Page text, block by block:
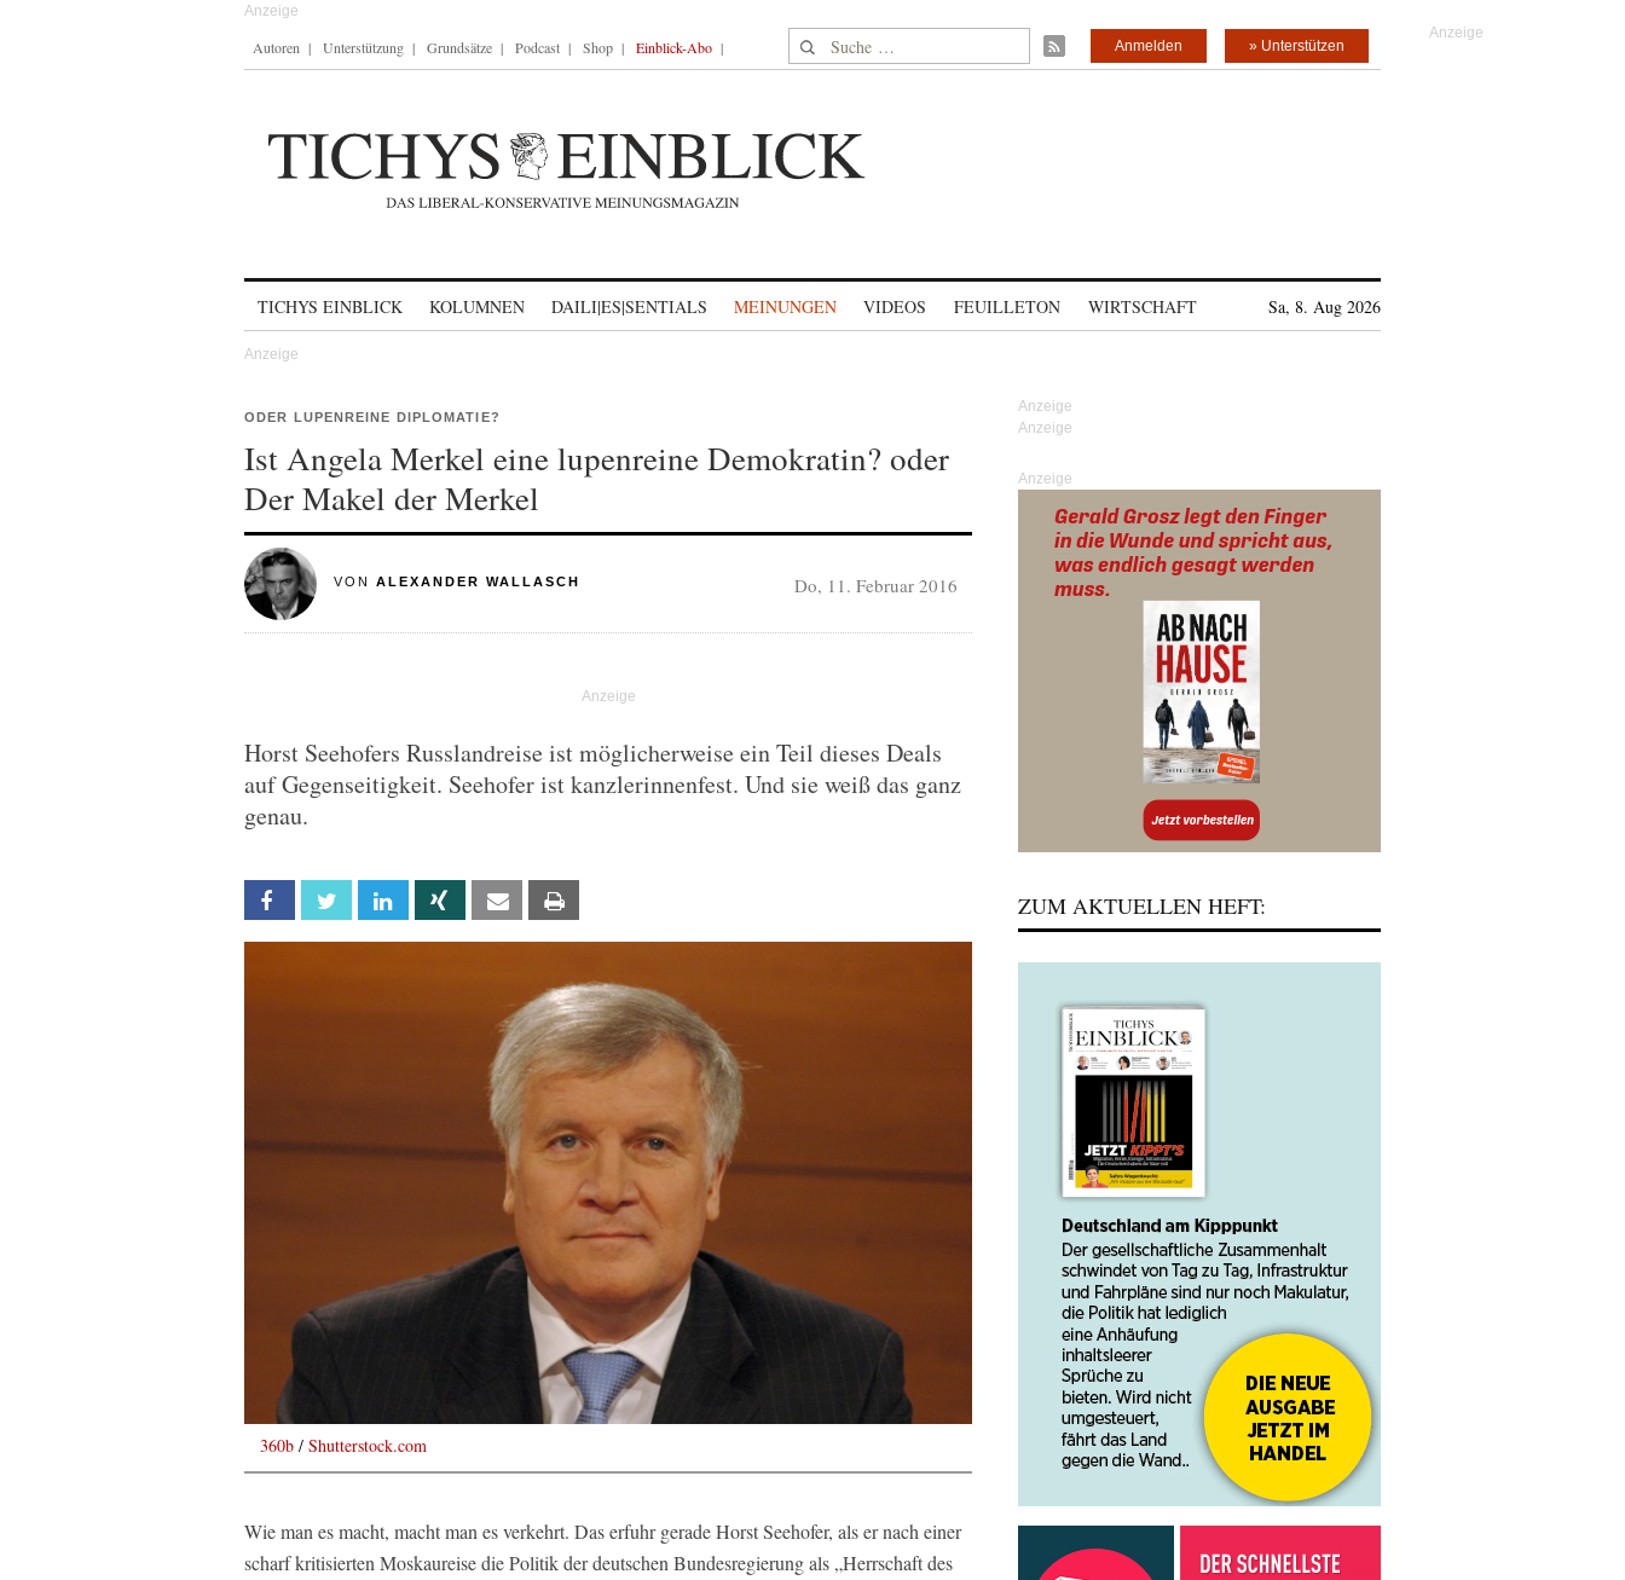
Autoren Unterstützung Grundsätze Podcast Shop Einblick-Abo Suche nach: » Unterstützen
Anmelden
TICHYS EINBLICK KOLUMNEN DAILI|ES|SENTIALS MEINUNGEN VIDEOS FEUILLETON WIRTSCHAFT Sa, 8. Aug 2026
ODER LUPENREINE DIPLOMATIE?
Ist Angela Merkel eine lupenreine Demokratin? oder
Der Makel der Merkel
VON ALEXANDER WALLASCH Do, 11. Februar 2016
Horst Seehofers Russlandreise ist möglicherweise ein Teil dieses Deals
auf Gegenseitigkeit. Seehofer ist kanzlerinnenfest. Und sie weiß das ganz
genau.
Facebook Twitter Linkedin Xing Email
360b / Shutterstock.com
Wie man es macht, macht man es verkehrt. Das erfuhr gerade Horst Seehofer, als er nach einer
scharf kritisierten Moskaureise die Politik der deutschen Bundesregierung als „Herrschaft des
Anzeige
ZUM AKTUELLEN HEFT: